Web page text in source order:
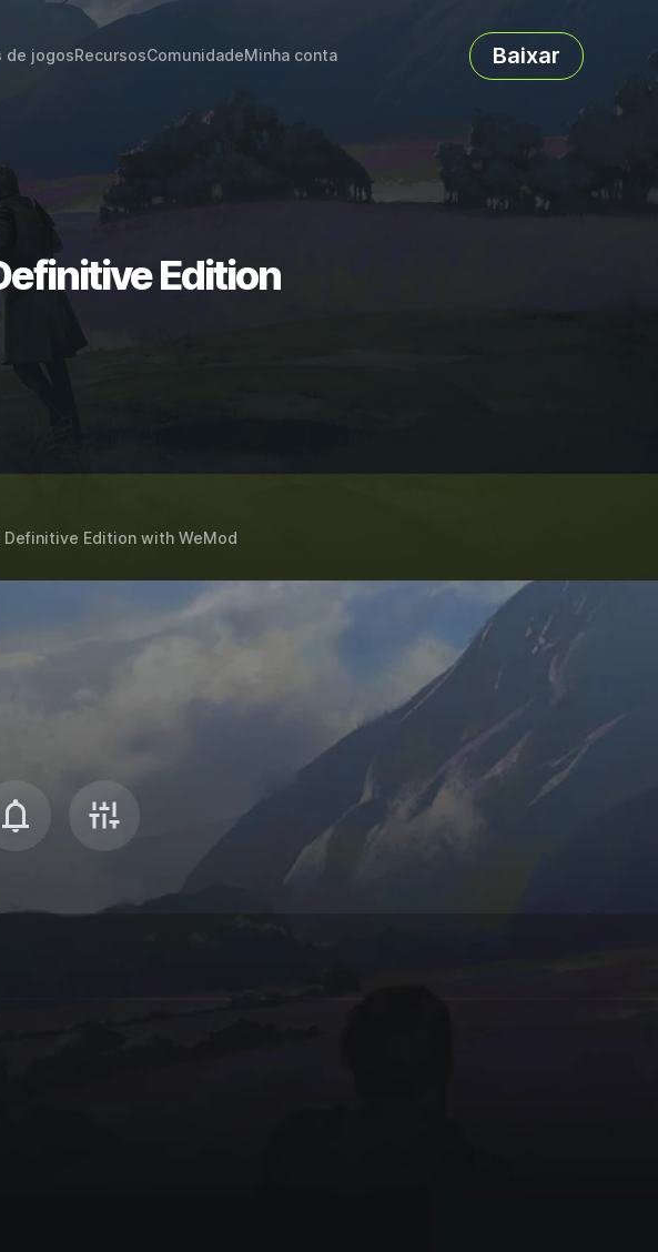
de jogosRecursosComunidadeMinha conta Baixar
Edition
Definitive Editionwith WeMod